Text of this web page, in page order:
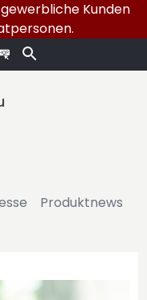
Kunden
Produktnews